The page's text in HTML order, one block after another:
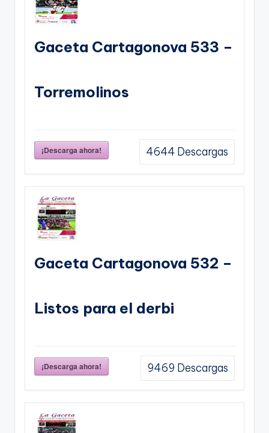
Gaceta Cartagonova 533 –
Torremolinos
¡Descarga ahora! 4644 Descargas
Gaceta Cartagonova 532 –
Listos para el derbi
¡Descarga ahora! 9469 Descargas